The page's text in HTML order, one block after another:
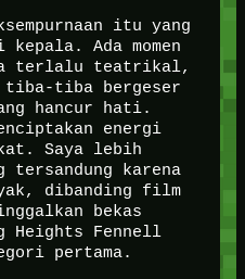
itu yang
kepala. Ada momen
terlalu teatrikal,
tiba bergeser
hancur hati.
energi
Saya lebih
tersandung karena
dibanding film
bekas
Heights Fennell
pertama.